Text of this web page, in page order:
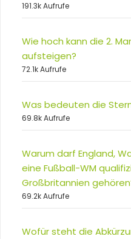
191.3k Aufrufe
Wie hoch kann die 2.
aufsteigen?
72.1k Aufrufe
Was bedeuten die
69.8k Aufrufe
Warum darf England,
eine Fußball-WM
Großbritannien
69.2k Aufrufe
Wofür steht die